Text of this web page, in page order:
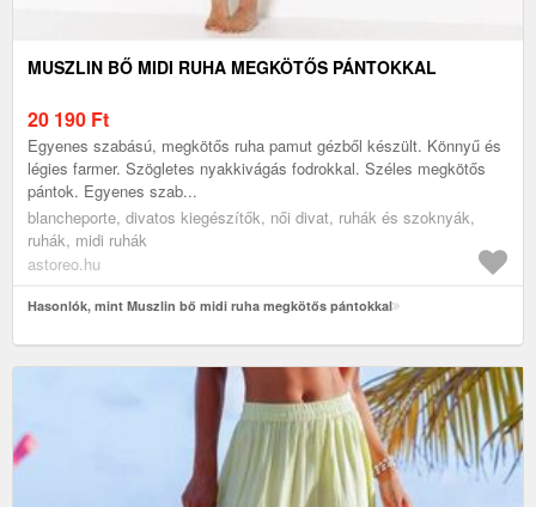
MUSZLIN BŐ MIDI RUHA MEGKÖTŐS PÁNTOKKAL
20 190 Ft
Egyenes szabású, megkötős ruha pamut gézből készült. Könnyű és
légies farmer. Szögletes nyakkivágás fodrokkal. Széles megkötős
pántok. Egyenes szab...
blancheporte, divatos kiegészítők, női divat, ruhák és szoknyák,
ruhák, midi ruhák
astoreo.hu
Hasonlók, mint Muszlin bő midi ruha megkötős pántokkal